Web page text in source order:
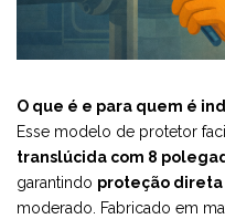
O que é e para quem é
Esse modelo de protetor
translúcida com 8
garantindo proteção
moderado. Fabricado em